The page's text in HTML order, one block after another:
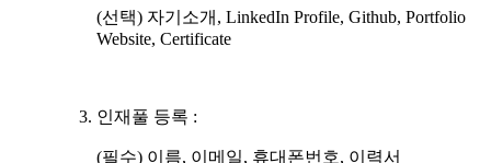
(선택) 자기소개, LinkedIn Profile, Github, Portfolio
Website, Certificate
인재풀 등록 :
(필수) 이름, 이메일, 휴대폰번호, 이력서